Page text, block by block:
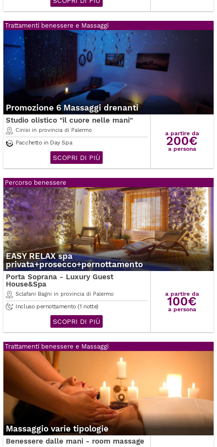
Trattamenti benessere e Massaggi
Promozione 6 Massaggi drenanti
Studio olistico "il cuore nelle mani"
Cinisi in provincia di Palermo
Pacchetto in Day Spa
SCOPRI DI PIÙ
a partire da
200€
a persona
Percorso benessere
EASY RELAX spa
privata+prosecco+pernottamento
Porta Soprana - Luxury Guest
House&Spa
Sclafani Bagni in provincia di Palermo
Incluso pernottamento (1 notte)
SCOPRI DI PIÙ
a partire da
100€
a persona
Trattamenti benessere e Massaggi
Massaggio varie tipologie
Benessere dalle mani - room massage